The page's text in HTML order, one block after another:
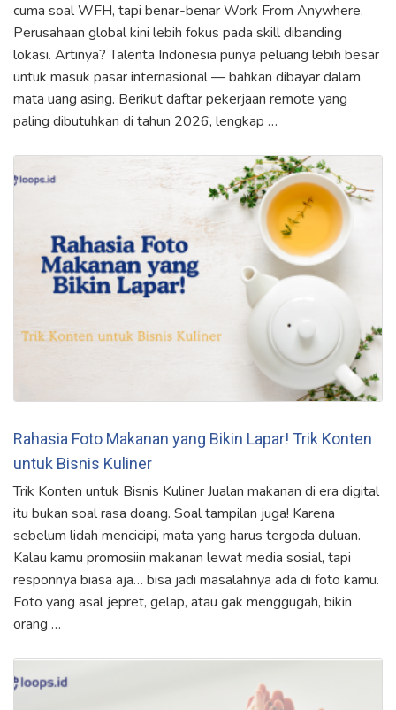
cuma soal WFH, tapi benar-benar Work From Anywhere.
Perusahaan global kini lebih fokus pada skill dibanding
lokasi. Artinya? Talenta Indonesia punya peluang lebih besar
untuk masuk pasar internasional — bahkan dibayar dalam
mata uang asing. Berikut daftar pekerjaan remote yang
paling dibutuhkan di tahun 2026, lengkap …
Rahasia Foto Makanan yang Bikin Lapar! Trik Konten
untuk Bisnis Kuliner
Trik Konten untuk Bisnis Kuliner Jualan makanan di era digital
itu bukan soal rasa doang. Soal tampilan juga! Karena
sebelum lidah mencicipi, mata yang harus tergoda duluan.
Kalau kamu promosiin makanan lewat media sosial, tapi
responnya biasa aja… bisa jadi masalahnya ada di foto kamu.
Foto yang asal jepret, gelap, atau gak menggugah, bikin
orang …